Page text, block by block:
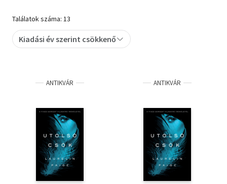
Gyermek- és ifjúsági
Művészet
Szakkönyv
Szótár, nyelvkönyv
Tankönyv, segédkönyv
Találatok száma: 13
Kiadási év szerint csökkenő
ANTIKVÁR ANTIKVÁR